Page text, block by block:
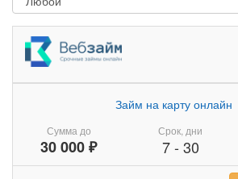
Сумма до
30 000 ₽
Займ на карту онлайн
Срок, дни
7- 30